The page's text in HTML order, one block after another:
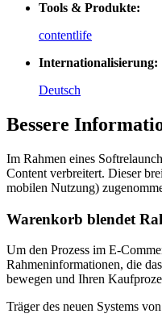
Tools & Produkte:
contentlife
Internationalisierung:
Deutsch
Bessere
Im Rahmen eines
Content verbreitert. Dieser
mobilen Nutzung)
Warenkorb blendet
Um den Prozess im E-
Rahmeninformationen, die
bewegen und Ihren
Träger des neuen Systems